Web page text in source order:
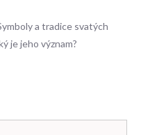
a tradice svatých
je jeho význam?